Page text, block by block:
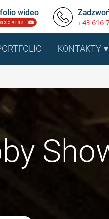
wideo
+48 616
KONTAKTY